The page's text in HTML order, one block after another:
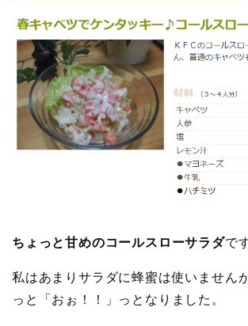
ちょっと甘めのコールスローサラダで
私はあまりサラダに蜂蜜は使いません
っと「おぉ！！」っとなりました。